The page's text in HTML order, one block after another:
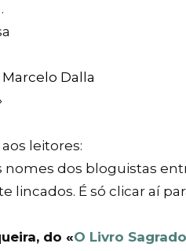
Dalla
leitores:
nomes dos bloguistas
lincados. É só clicar aí
do «O Livro